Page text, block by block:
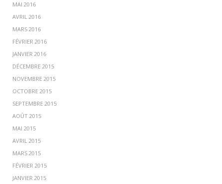
MAI 2016
AVRIL 2016
MARS 2016
FÉVRIER 2016
JANVIER 2016
DÉCEMBRE 2015
NOVEMBRE 2015
OCTOBRE 2015
SEPTEMBRE 2015
AOÛT 2015
MAI 2015
AVRIL 2015
MARS 2015
FÉVRIER 2015
JANVIER 2015